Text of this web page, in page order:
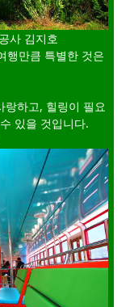
사 김지호
행만큼 특별한 것은
랑하고, 힐링이 필요
있을 것입니다.